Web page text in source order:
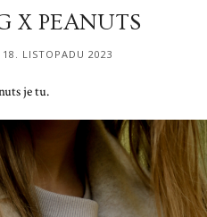
X PEANUTS
18. LISTOPADU 2023
je tu.